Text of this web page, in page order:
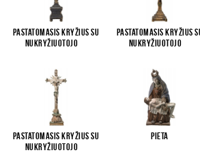
Pastatomasis kryžius su
Nukryžiuotojo
Pastatomasis kryžius
Nukryžiuotojo
Pastatomasis kryžius su
Nukryžiuotojo
Pieta